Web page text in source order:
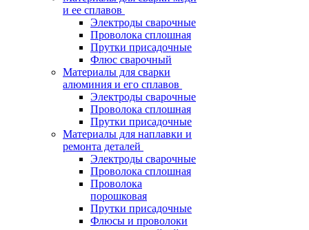
и ее сплавов
Электроды сварочные
Проволока сплошная
Прутки присадочные
Флюс сварочный
Материалы для сварки
алюминия и его сплавов
Электроды сварочные
Проволока сплошная
Прутки присадочные
Материалы для наплавки и
ремонта деталей
Электроды сварочные
Проволока сплошная
Проволока
порошковая
Прутки присадочные
Флюсы и проволоки